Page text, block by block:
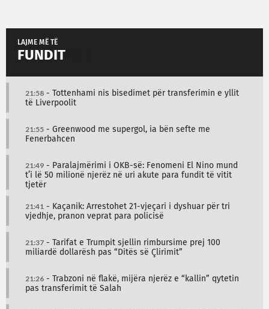
LAJME MË TË
FUNDIT
21:58 - Tottenhami nis bisedimet për transferimin e yllit
të Liverpoolit
21:55 - Greenwood me supergol, ia bën sefte me
Fenerbahcen
21:49 - Paralajmërimi i OKB-së: Fenomeni El Nino mund
t’i lë 50 milionë njerëz në uri akute para fundit të vitit
tjetër
21:41 - Kaçanik: Arrestohet 21-vjeçari i dyshuar për tri
vjedhje, pranon veprat para policisë
21:37 - Tarifat e Trumpit sjellin rimbursime prej 100
miliardë dollarësh pas “Ditës së Çlirimit”
21:26 - Trabzoni në flakë, mijëra njerëz e “kallin” qytetin
pas transferimit të Salah